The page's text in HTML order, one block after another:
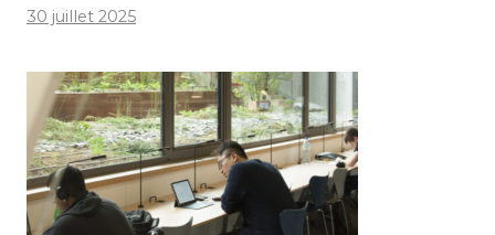
30 juillet 2025